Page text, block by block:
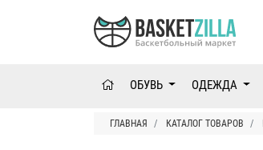
ОБУВЬ ОДЕЖДА
ГЛАВНАЯ КАТАЛОГ ТОВАРОВ